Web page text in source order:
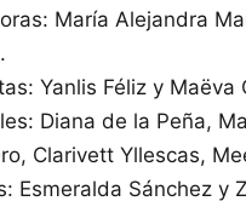
María Alejandra
Yanlis Féliz y Maëva
Diana de la Peña,
Clarivett Yllescas,
Esmeralda Sánchez y